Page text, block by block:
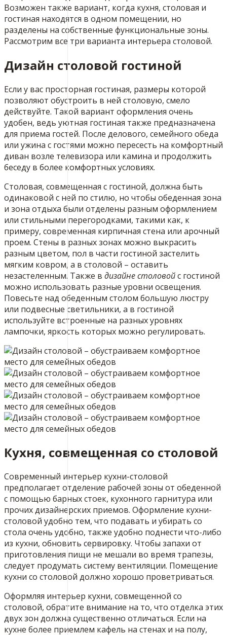
Возможен также вариант, когда кухня, столовая и
гостиная находятся в одном помещении, но
разделены на собственные функциональные зоны.
Рассмотрим все три варианта интерьера столовой.
Дизайн столовой гостиной
Если у вас просторная гостиная, размеры которой
позволяют обустроить в ней столовую, смело
действуйте. Такой вариант оформления очень
удобен, ведь уютная гостиная также предназначена
для приема гостей. После делового, семейного обеда
или ужина с гостями можно пересесть на комфортный
диван возле телевизора или камина и продолжить
беседу в более комфортных условиях.
Столовая, совмещенная с гостиной, должна быть
одинаковой с ней по стилю, но чтобы обеденная зона
и зона отдыха были отделены разным оформлением
или стильными перегородками, такими как, к
примеру, современная кирпичная стена или арочный
проем. Стены в разных зонах можно выкрасить
разным цветом, пол в части гостиной застелить
мягким ковром, а в столовой – оставить
незастеленным. Также в дизайне столовойс гостиной
можно использовать разные уровни освещения.
Повесьте над обеденным столом большую люстру
или подвесные светильники, а в гостиной
используйте встроенные на разных уровнях
лампочки, яркость которых можно регулировать.
Кухня, совмещенная со столовой
Современный интерьер кухни-столовой
предполагает отделение рабочей зоны от обеденной
с помощью барных стоек, кухонного гарнитура или
прочих дизайнерских приемов. Оформление кухни-
столовой удобно тем, что подавать и убирать со
стола очень удобно, также удобно поднести что-либо
из кухни, обновить сервировку. Чтобы запахи от
приготовления пищи не мешали во время трапезы,
следует продумать систему вентиляции. Помещение
кухни со столовой должно хорошо проветриваться.
Оформляя интерьер кухни, совмещенной со
столовой, обратите внимание на то, что отделка этих
двух зон должна существенно отличаться. Если на
кухне более приемлем кафель на стенах и на полу,